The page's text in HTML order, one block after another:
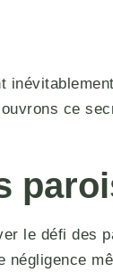
ce
le défi des
négligence